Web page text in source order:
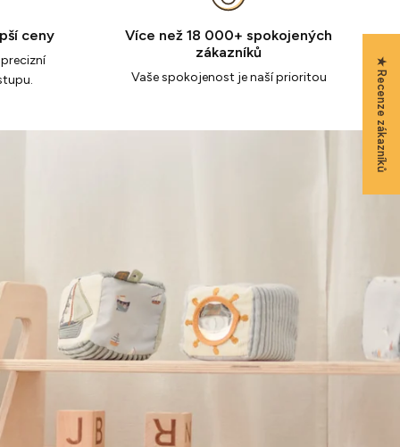
ceny
Více než 18 000+ spokojených
zákazníků
Vaše spokojenost je naší prioritou ★ Recenze zákazníků